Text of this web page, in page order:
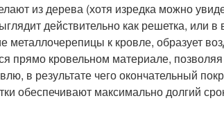
из дерева (хотя изредка можно
действительно как решетка, или
к кровле, образует
прямо кровельном материале,
в результате чего окончательный
обеспечивают максимально долгий